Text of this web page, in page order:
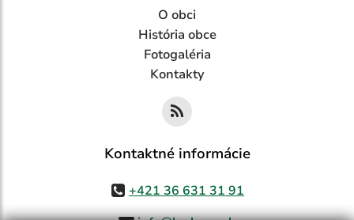
O obci
História obce
Fotogaléria
Kontakty
Kontaktné informácie
+421 36 631 31 91